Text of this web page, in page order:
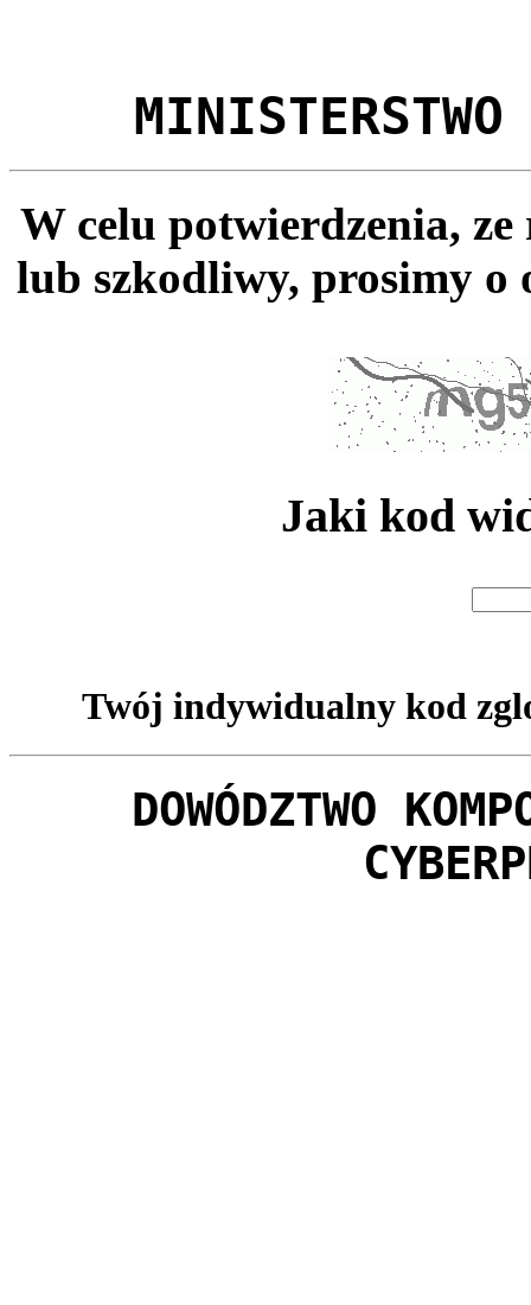
MINISTERSTWO
W celu potwierdzenia,
lub szkodliwy, prosimy o
Jaki kod
Twój indywidualny kod
DOWÓDZTWO